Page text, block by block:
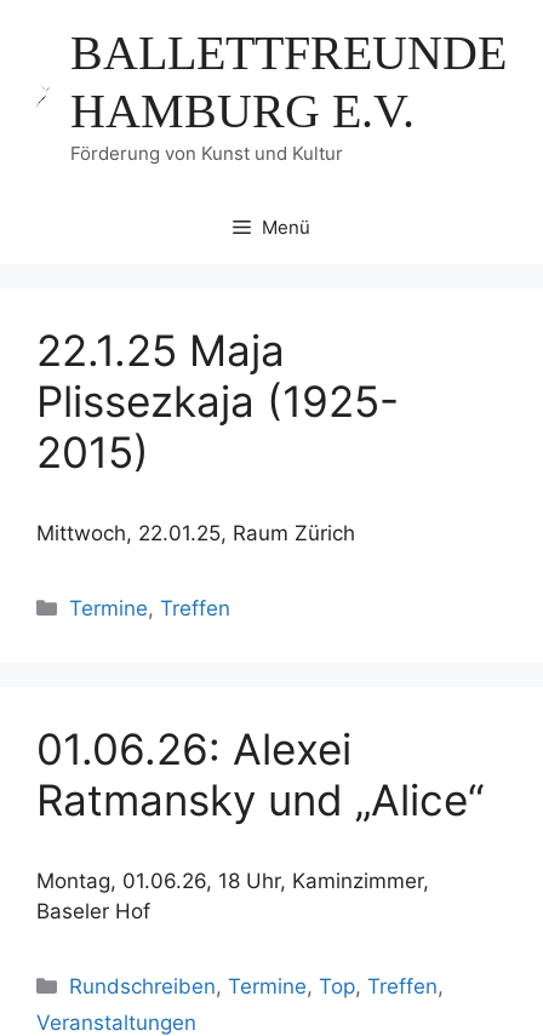
springenBALLETTFREUNDE
HAMBURG E.V.
Förderung von Kunst und Kultur
Menü
22.1.25 Maja
Plissezkaja (1925-
2015)
Mittwoch, 22.01.25, Raum Zürich
Kategorien
Termine,Treffen
01.06.26: Alexei
Ratmansky und „Alice“
Montag, 01.06.26, 18 Uhr, Kaminzimmer,
Baseler Hof
Kategorien
Rundschreiben,Termine,Top,Treffen,
Veranstaltungen